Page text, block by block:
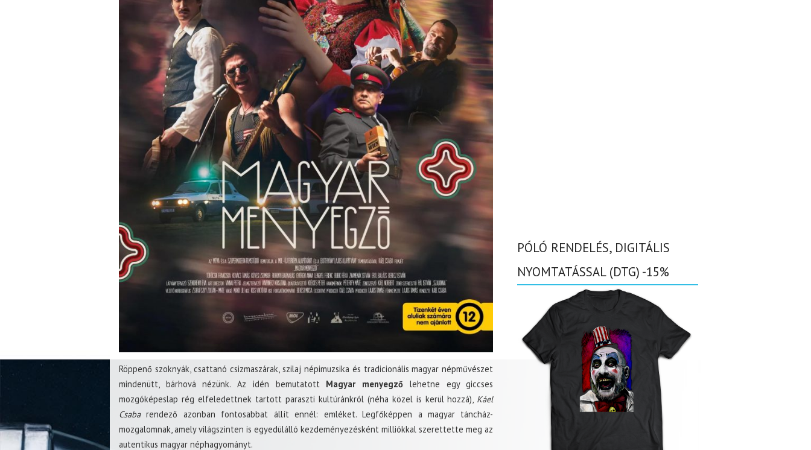
Röppenő szoknyák, csattanó csizmaszárak, szilaj népimuzsika és tradicionális magyar népművészet
mindenütt, bárhová nézünk. Az idén bemutatott Magyar menyegző lehetne egy giccses
mozgóképeslap rég elfeledettnek tartott paraszti kultúránkról (néha közel is kerül hozzá), Káel
Csabarendező azonban fontosabbat állít ennél: emléket. Legfőképpen a magyar táncház-
mozgalomnak, amely világszinten is egyedülálló kezdeményezésként milliókkal szerettette meg az
autentikus magyar néphagyományt.
PÓLÓ RENDELÉS, DIGITÁLIS
NYOMTATÁSSAL (DTG) -15%